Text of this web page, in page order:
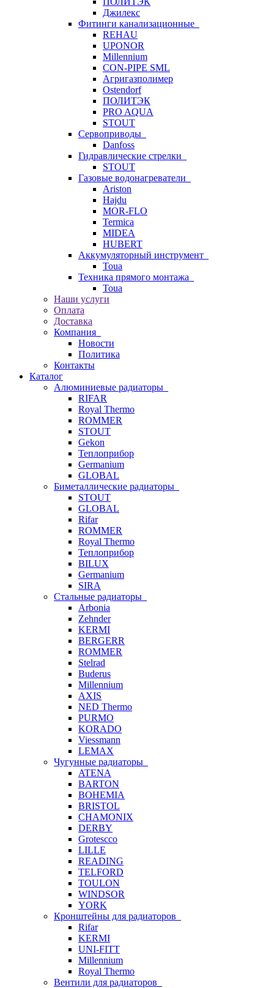
Джилекс
Фитинги канализационные
REHAU
UPONOR
Millennium
CON-PIPE SML
Агригазполимер
Ostendorf
ПОЛИТЭК
PRO AQUA
STOUT
Сервоприводы
Danfoss
Гидравлические стрелки
STOUT
Газовые водонагреватели
Ariston
Hajdu
MOR-FLO
Termica
MIDEA
HUBERT
Аккумуляторный инструмент
Toua
Техника прямого монтажа
Toua
Наши услуги
Оплата
Доставка
Компания
Новости
Политика
Контакты
Каталог
Алюминиевые радиаторы
RIFAR
Royal Thermo
ROMMER
STOUT
Gekon
Теплоприбор
Germanium
GLOBAL
Биметаллические радиаторы
STOUT
GLOBAL
Rifar
ROMMER
Royal Thermo
Теплоприбор
BILUX
Germanium
SIRA
Стальные радиаторы
Arbonia
Zehnder
KERMI
BERGERR
ROMMER
Stelrad
Buderus
Millennium
AXIS
NED Thermo
PURMO
KORADO
Viessmann
LEMAX
Чугунные радиаторы
ATENA
BARTON
BOHEMIA
BRISTOL
CHAMONIX
DERBY
Grotescco
LILLE
READING
TELFORD
TOULON
WINDSOR
YORK
Кронштейны для радиаторов
Rifar
KERMI
UNI-FITT
Millennium
Royal Thermo
Вентили для радиаторов